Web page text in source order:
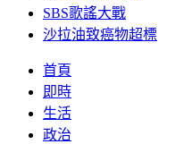
SBS歌謠大戰
沙拉油致癌物超標
首頁
即時
生活
政治